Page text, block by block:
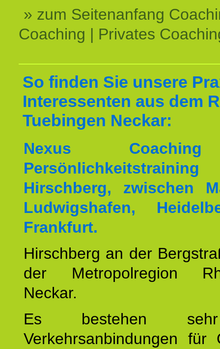
» zum Seitenanfang
Coaching | Privates
So finden Sie unsere
Interessenten aus dem
Tuebingen Neckar:
Nexus
Hirschberg, zwischen
Ludwigshafen,
Frankfurt.
Hirschberg an der
der Metropolregion
Neckar.
Es bestehen
Verkehrsanbindungen für